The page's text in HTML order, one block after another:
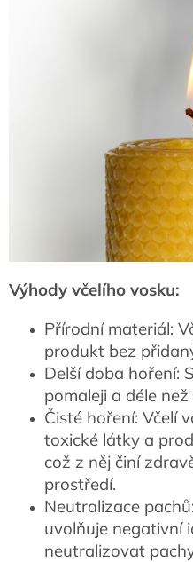
Výhody včelího vosku:
Přírodní materiál:
produkt bez
Delší doba hoření:
pomaleji a déle
Čisté hoření: Včelí
toxické látky a
což z něj činí
prostředí.
Neutralizace
uvolňuje negativní
neutralizovat